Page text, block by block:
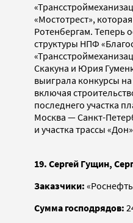
«Мостотрест»,
Ротенбергам. Теперь
структуры НПФ
Скакуна и Юрия
выиграла конкурсы
включая
последнего участка
Москва — Санкт-
и участка трассы
19. Сергей Гущин,
Заказчики:
Сумма господрядов: